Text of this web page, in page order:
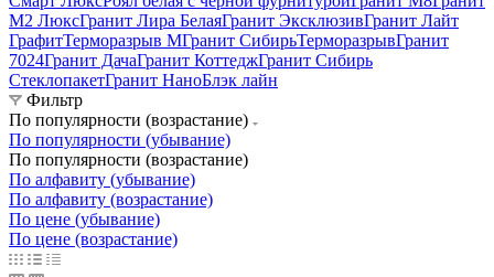
М2 ЛюксГранит Лира БелаяГранит ЭксклюзивГранит Лайт
ГрафитТерморазрыв МГранит СибирьТерморазрывГранит
7024Гранит ДачаГранит КоттеджГранит Сибирь
СтеклопакетГранит НаноБлэк лайн
Фильтр
По популярности (возрастание)
По популярности (убывание)
По популярности (возрастание)
По алфавиту (убывание)
По алфавиту (возрастание)
По цене (убывание)
По цене (возрастание)